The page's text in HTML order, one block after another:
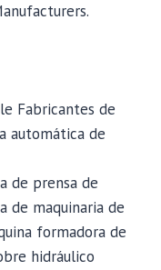
Fabricantes de
automática de
de prensa de
de maquinaria de
formadora de
hidráulico